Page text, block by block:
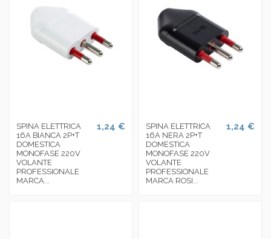
SPINA ELETTRICA
16A BIANCA 2P+T
DOMESTICA
MONOFASE 220V
VOLANTE
PROFESSIONALE
MARCA...
1,24 €
SPINA ELETTRICA
16A NERA 2P+T
DOMESTICA
MONOFASE 220V
VOLANTE
PROFESSIONALE
MARCA ROSI...
1,24 €